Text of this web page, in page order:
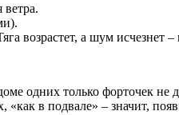
возрастет, а шум исчезнет
одних только форточек не
в подвале» – значит,